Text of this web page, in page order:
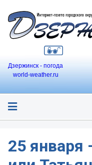
Дзержинск - погода
world-weather.ru
25 января